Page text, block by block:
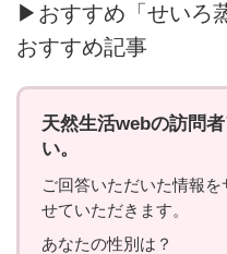
▶おすすめ「せいろ
おすすめ記事